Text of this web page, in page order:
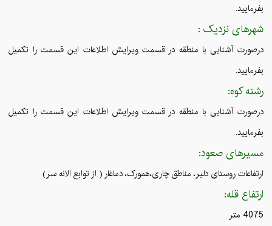
بفرمایید.
شهرهای نزدیک :
درصورت آشنایی با منطقه در قسمت ویرایش اطلاعات این قسمت را تکمیل
بفرمایید.
رشته کوه:
درصورت آشنایی با منطقه در قسمت ویرایش اطلاعات این قسمت را تکمیل
بفرمایید.
مسیرهای صعود:
ارتفاعات روستای دلیر، مناطق چاری،همورک، دماغار ( از توابع الانه سر)
ارتفاع قله:
4075 متر